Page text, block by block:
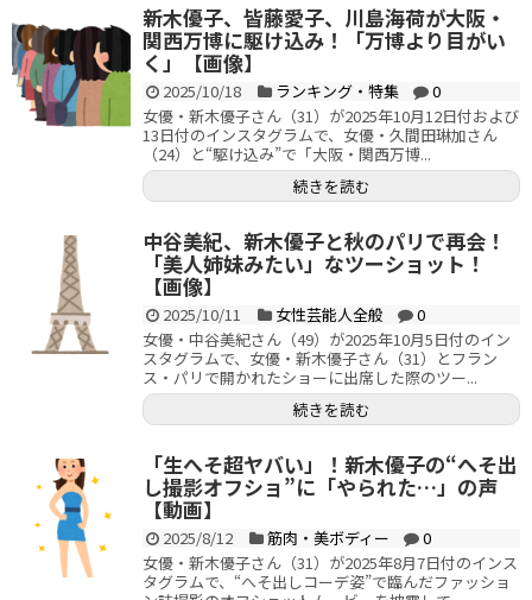
新木優子、皆藤愛子、川島海荷が大阪・
関西万博に駆け込み！「万博より目がい
く」【画像】
2025/10/18 ランキング・特集
0
女優・新木優子さん（31）が2025年10月12日付および
13日付のインスタグラムで、女優・久間田琳加さん
（24）と“駆け込み”で「大阪・関西万博...
続きを読む
中谷美紀、新木優子と秋のパリで再会！
「美人姉妹みたい」なツーショット！
【画像】
2025/10/11 女性芸能人全般
0
女優・中谷美紀さん（49）が2025年10月5日付のイン
スタグラムで、女優・新木優子さん（31）とフラン
ス・パリで開かれたショーに出席した際のツー...
続きを読む
「生へそ超ヤバい」！新木優子の“へそ出
し撮影オフショ”に「やられた…」の声
【動画】
2025/8/12 筋肉・美ボディー
0
女優・新木優子さん（31）が2025年8月7日付のインス
タグラムで、“へそ出しコーデ姿”で臨んだファッショ